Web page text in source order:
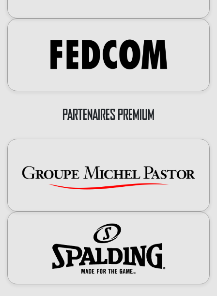
PARTENAIRES PREMIUM